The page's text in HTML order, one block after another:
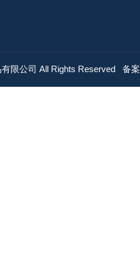
限公司 All Rights Reserved 备